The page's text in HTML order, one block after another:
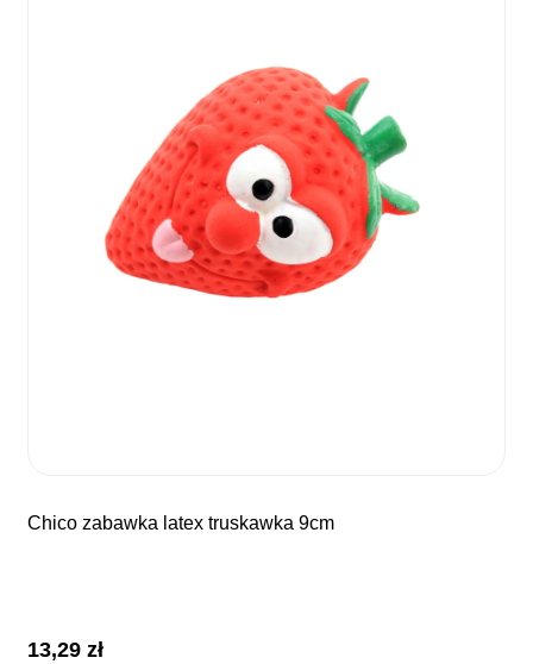
chico zabawka latex truskawka 9cm
13,29zł